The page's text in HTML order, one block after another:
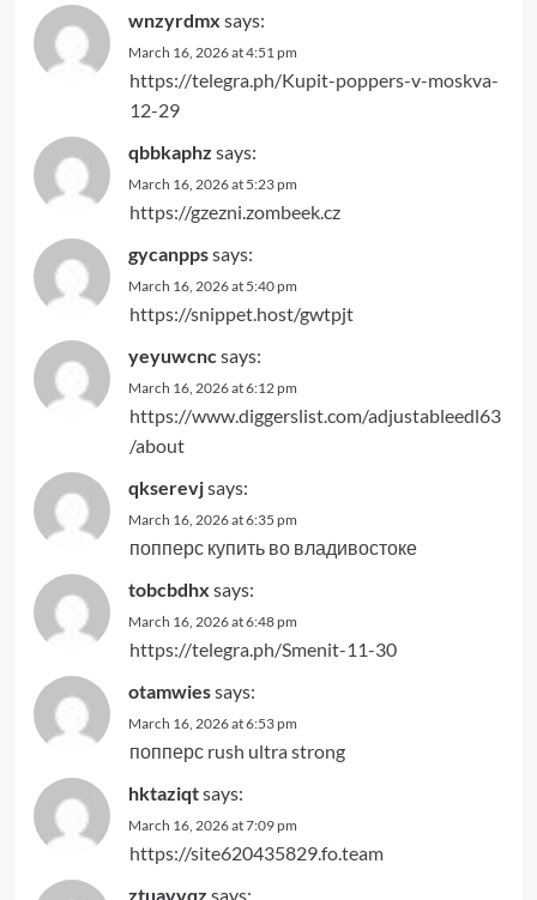
wnzyrdmx says:
March 16, 2026 at 4:51 pm
https://telegra.ph/Kupit-poppers-v-moskva-
12-29
qbbkaphz says:
March 16, 2026 at 5:23 pm
https://gzezni.zombeek.cz
gycanppssays:
March 16, 2026 at 5:40 pm
https://snippet.host/gwtpjt
yeyuwcncsays:
March 16, 2026 at 6:12 pm
https://www.diggerslist.com/adjustableedl63
/about
qkserevjsays:
March 16, 2026 at 6:35 pm
попперс купить во владивостоке
tobcbdhx says:
March 16, 2026 at 6:48 pm
https://telegra.ph/Smenit-11-30
otamwiessays:
March 16, 2026 at 6:53 pm
попперс rush ultra strong
hktaziqtsays:
March 16, 2026 at 7:09 pm
https://site620435829.fo.team
ztuavvqz says: